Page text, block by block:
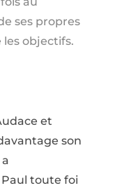
ses propres
objectifs.
et
son
toute foi